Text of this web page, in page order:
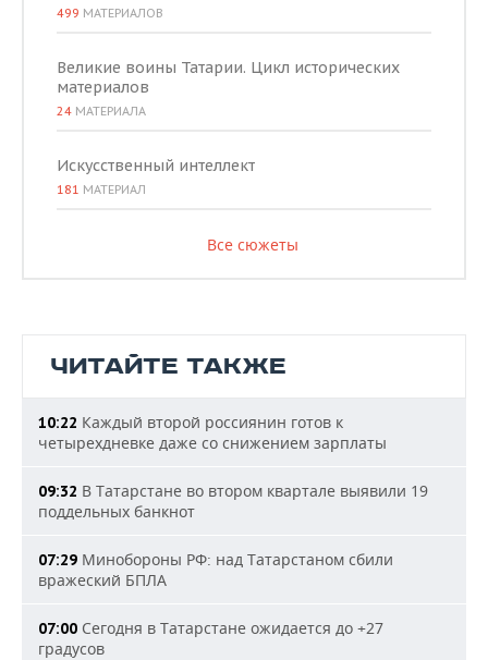
499 МАТЕРИАЛОВ
Великие воины Татарии. Цикл исторических
материалов
24 МАТЕРИАЛА
Искусственный интеллект
181 МАТЕРИАЛ
Все сюжеты
ЧИТАЙТЕ ТАКЖЕ
10:22 Каждый второй россиянин готов к
четырехдневке даже со снижением зарплаты
09:32 В Татарстане во втором квартале выявили 19
поддельных банкнот
07:29 Минобороны РФ: над Татарстаном сбили
вражеский БПЛА
07:00 Сегодня в Татарстане ожидается до +27
градусов